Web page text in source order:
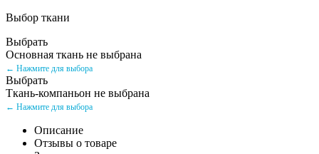
Выбор ткани
Выбрать
Основная ткань не выбрана
← Нажмите для выбора
Выбрать
Ткань-компаньон не выбрана
← Нажмите для выбора
Описание
Отзывы о товаре